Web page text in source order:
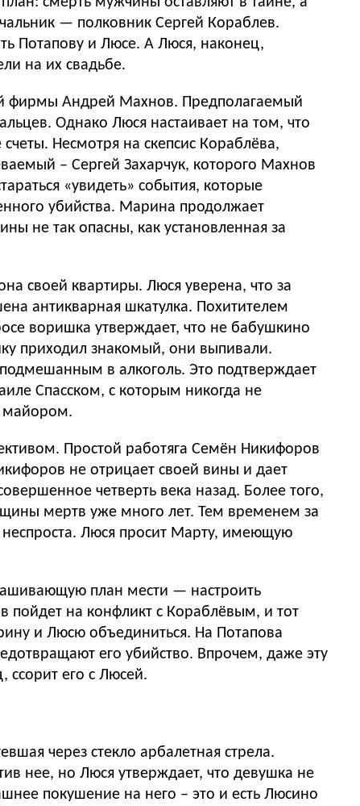
— полковник Сергей Кораблев.
Потапову и Люсе. А Люся, наконец,
на их свадьбе.
фирмы Андрей Махнов. Предполагаемый
Однако Люся настаивает на том, что
Несмотря на скепсис Кораблёва,
– Сергей Захарчук, которого Махнов
«увидеть» события, которые
убийства. Марина продолжает
не так опасны, как установленная за
своей квартиры. Люся уверена, что за
антикварная шкатулка. Похитителем
воришка утверждает, что не бабушкино
приходил знакомый, они выпивали.
в алкоголь. Это подтверждает
Спасском, с которым никогда не
майором.
Простой работяга Семён Никифоров
не отрицает своей вины и дает
четверть века назад. Более того,
мертв уже много лет. Тем временем за
неспроста. Люся просит Марту, имеющую
план мести — настроить
пойдет на конфликт с Кораблёвым, и тот
и Люсю объединиться. На Потапова
его убийство. Впрочем, даже эту
ссорит его с Люсей.
через стекло арбалетная стрела.
нее, но Люся утверждает, что девушка не
покушение на него – это и есть Люсино